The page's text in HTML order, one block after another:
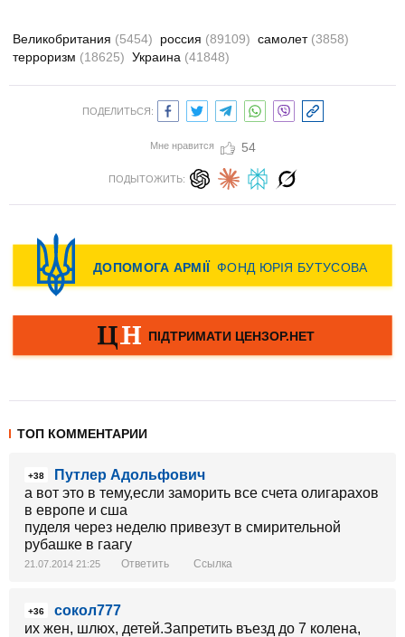
Великобритания (5454) россия (89109) самолет (3858)
терроризм (18625) Украина (41848)
ПОДЕЛИТЬСЯ:
Мне нравится 54
ПОДЫТОЖИТЬ:
ТОП КОММЕНТАРИИ
+38
Путлер Адольфович
а вот это в тему,если заморить все счета олигарахов
в европе и сша
пуделя через неделю привезут в смирительной
рубашке в гаагу
21.07.2014 21:25 Ответить Ссылка
+36
сокол777
их жен, шлюх, детей.Запретить въезд до 7 колена,